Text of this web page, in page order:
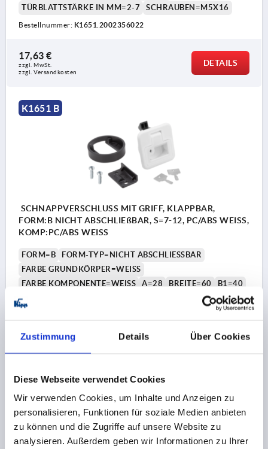
Zustimmung Details Über Cookies
Diese Webseite verwendet Cookies
Wir verwenden Cookies, um Inhalte und Anzeigen zu
personalisieren, Funktionen für soziale Medien anbieten
zu können und die Zugriffe auf unsere Website zu
analysieren. Außerdem geben wir Informationen zu Ihrer
TÜRBLATTSTÄRKE IN MM=2-7
SCHRAUBEN=M5X16
Bestellnummer: K1651.2002356022
17,63 €
zzgl. MwSt.
zzgl. Versandkosten
DETAILS
K1651 B
SCHNAPPVERSCHLUSS MIT GRIFF, KLAPPBAR,
FORM:B NICHT ABSCHLIEßBAR, S=7-12, PC/ABS WEISS,
KOMP:PC/ABS WEISS
FORM=B
FORM-TYP=NICHT ABSCHLIESSBAR
FARBE GRUNDKÖRPER=WEISS
FARBE KOMPONENTE=WEISS
A=28 BREITE=60
B1=40
B2=5,2
H5=23
L3=7,2
HALTEKRAFT (N) =270
ZUGKRAFT (N)=50
TEMPERATURBEREICH °C =-30 BIS 60
17,63 €
zzgl. MwSt.
DETAILS